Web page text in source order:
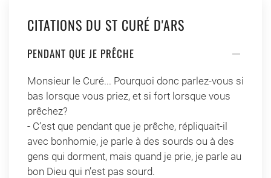
CITATIONS DU ST CURÉ D'ARS
PENDANT QUE JE PRÊCHE
Monsieur le Curé... Pourquoi donc parlez-vous si
bas lorsque vous priez, et si fort lorsque vous
prêchez?
- C’est que pendant que je prêche, répliquait-il
avec bonhomie, je parle à des sourds ou à des
gens qui dorment, mais quand je prie, je parle au
bon Dieu qui n’est pas sourd.